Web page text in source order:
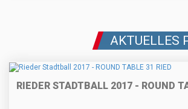
AKTUELLES
RIEDER STADTBALL 2017 - ROUND